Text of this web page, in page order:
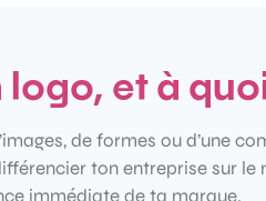
logo, et à
de formes ou d’une
ton entreprise sur le
immédiate de ta marque.